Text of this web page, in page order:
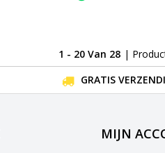
1 - 20 Van 28 |
GRATIS
MIJN